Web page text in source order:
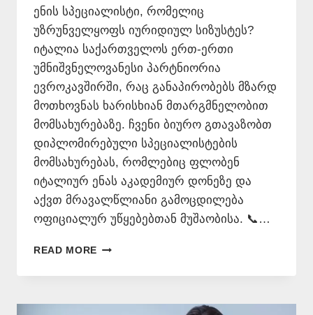
ენის სპეციალისტი, რომელიც
უზრუნველყოფს იურიდიულ სიზუსტეს?
იტალია საქართველოს ერთ-ერთი
უმნიშვნელოვანესი პარტნიორია
ევროკავშირში, რაც განაპირობებს მზარდ
მოთხოვნას ხარისხიან მთარგმნელობით
მომსახურებაზე. ჩვენი ბიურო გთავაზობთ
დიპლომირებული სპეციალისტების
მომსახურებას, რომლებიც ფლობენ
იტალიურ ენას აკადემიურ დონეზე და
აქვთ მრავალწლიანი გამოცდილება
ოფიციალურ უწყებებთან მუშაობისა. 📞…
READ MORE ᲘᲢᲐᲚᲘᲣᲠᲘ
ᲛᲪᲝᲓᲜᲔ
577